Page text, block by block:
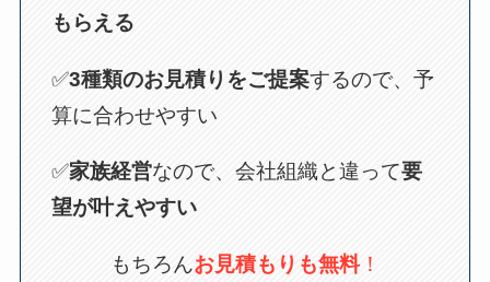
もらえる
✅3種類のお見積りをご提案するので、予
算に合わせやすい
✅家族経営なので、会社組織と違って要
望が叶えやすい
もちろんお見積もりも無料！